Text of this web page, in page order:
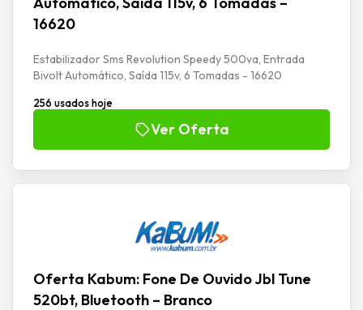
16620
Estabilizador Sms Revolution Speedy 500va, Entrada
Bivolt Automático, Saída 115v, 6 Tomadas - 16620
256 usados hoje
Ver Oferta
Oferta Kabum: Fone De Ouvido Jbl Tune
520bt, Bluetooth – Branco